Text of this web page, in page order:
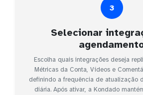
3
Selecionar
Escolha quais integrações deseja
Métricas da Conta, Vídeos e
definindo a frequência de atualização
diária. Após ativar, a Kondado